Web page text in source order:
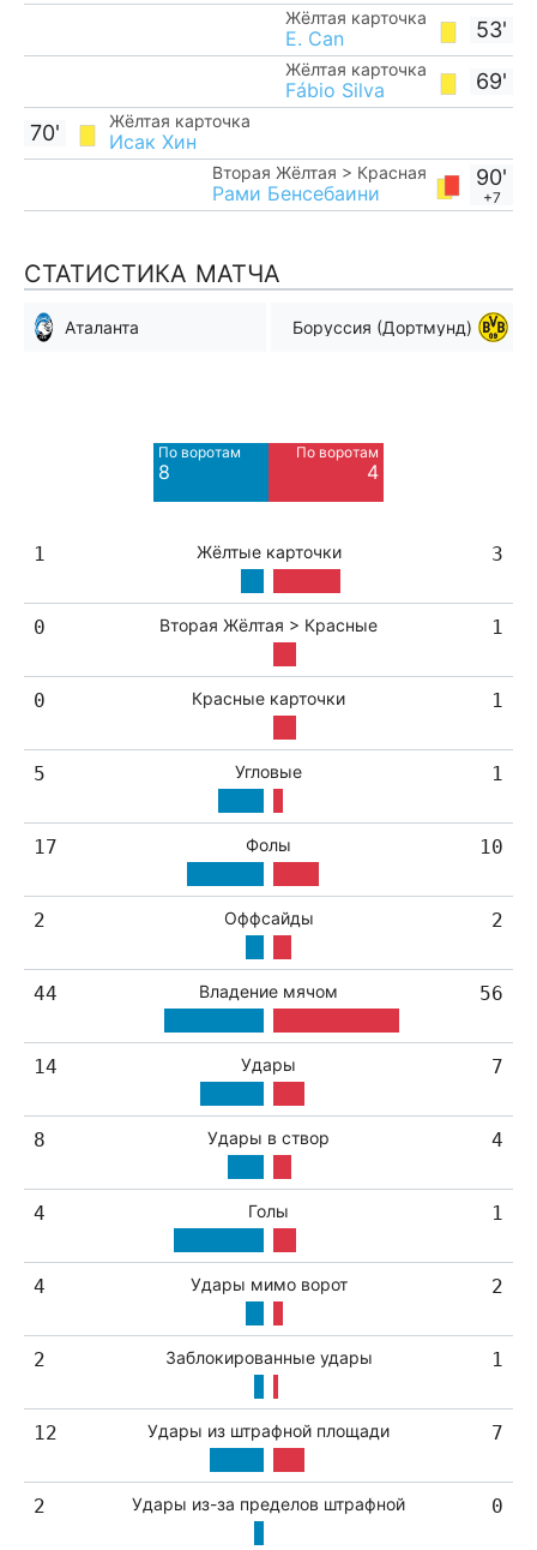
53'
Жёлтая карточка
E. Can
69'
Жёлтая карточка
Fábio Silva
Жёлтая карточка
Исак Хин
70'
90'
+7
Вторая Жёлтая > Красная
Рами Бенсебаини
СТАТИСТИКА МАТЧА
Аталанта Боруссия (Дортмунд)
По воротам
8
По воротам
4
1 Жёлтые карточки 3
0 Вторая Жёлтая > Красные 1
0 Красные карточки 1
5 Угловые 1
17 Фолы 10
2 Оффсайды 2
44 Владение мячом 56
14 Удары 7
8 Удары в створ 4
4 Голы 1
4 Удары мимо ворот 2
2 Заблокированные удары 1
12 Удары из штрафной площади 7
2 Удары из-за пределов штрафной 0